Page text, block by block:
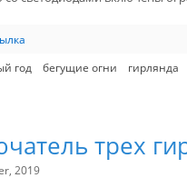
год бегущие огни гирлянда
трех
2019